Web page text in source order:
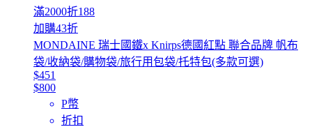
滿2000折188
加購43折
MONDAINE 瑞士國鐵x Knirps德國紅點 聯合品牌 帆布
袋/收納袋/購物袋/旅行用包袋/托特包(多款可選)
$451
$800
P幣
折扣